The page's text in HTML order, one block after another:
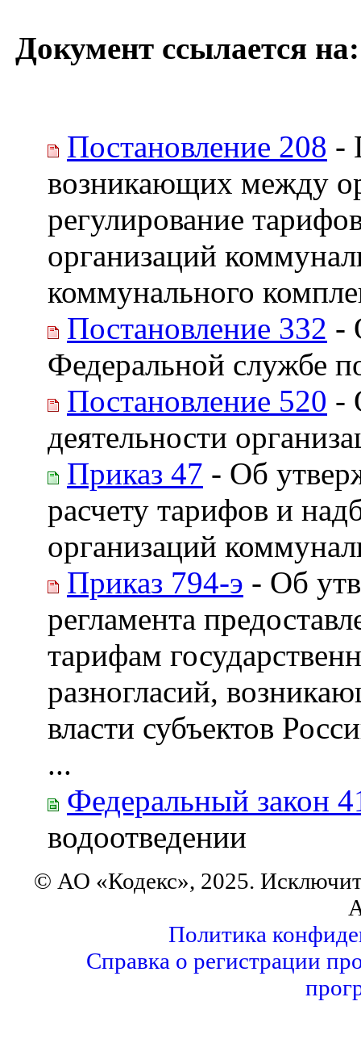
Документ ссылается на:
Постановление 208 -
возникающих между
регулирование
организаций
коммунального
Постановление 332 -
Федеральной службе
Постановление 520 -
деятельности
Приказ 47 - Об
расчету тарифов и
организаций
Приказ 794-э - Об
регламента
тарифам
разногласий,
власти субъектов
...
Федеральный закон
водоотведении
© АО «Кодекс», 2025.
Политика
Справка о регистрации